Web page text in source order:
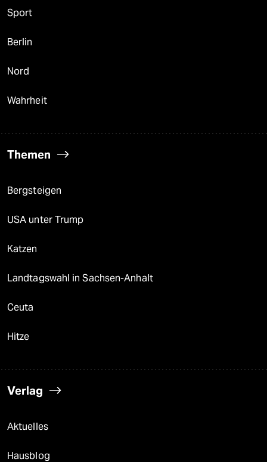
Sport
Berlin
Nord
Wahrheit
Themen
Bergsteigen
USA unter Trump
Katzen
Landtagswahl in Sachsen-Anhalt
Ceuta
Hitze
Verlag
Aktuelles
Hausblog